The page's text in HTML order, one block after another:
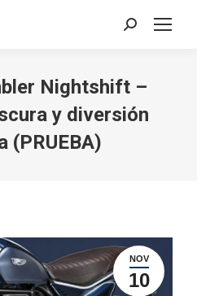
Search:
Nightshift –
y diversión
(PRUEBA)
NOV
10